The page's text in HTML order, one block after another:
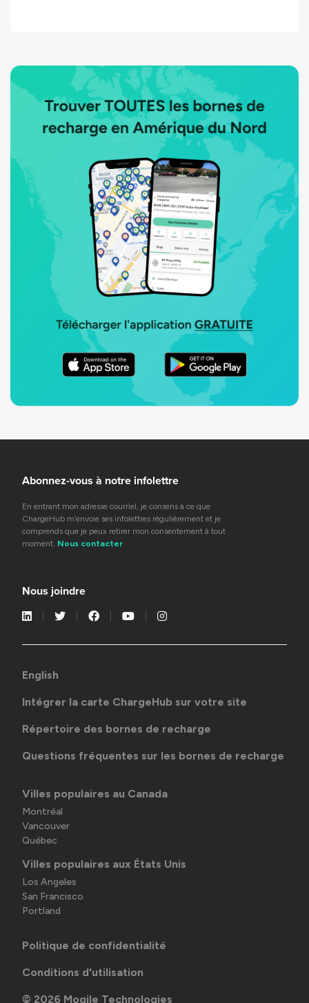
Abonnez-vous à notre infolettre
En entrant mon adresse courriel, je consens à ce que
ChargeHub m’envoie ses infolettres régulièrement et je
comprends que je peux retirer mon consentement à tout
moment. Nous contacter
Nous joindre
English
Intégrer la carte ChargeHub sur votre site
Répertoire des bornes de recharge
Questions fréquentes sur les bornes de recharge
Villes populaires au Canada
Montréal
Vancouver
Québec
Villes populaires aux États Unis
Los Angeles
San Francisco
Portland
Politique de confidentialité
Conditions d'utilisation
© 2026 Mogile Technologies